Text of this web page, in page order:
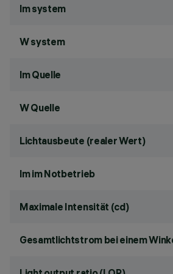
lm system
W system
lm Quelle
W Quelle
Lichtausbeute (realer Wert)
lm im Notbetrieb
Maximale Intensität (cd)
Gesamtlichtstrom bei einem